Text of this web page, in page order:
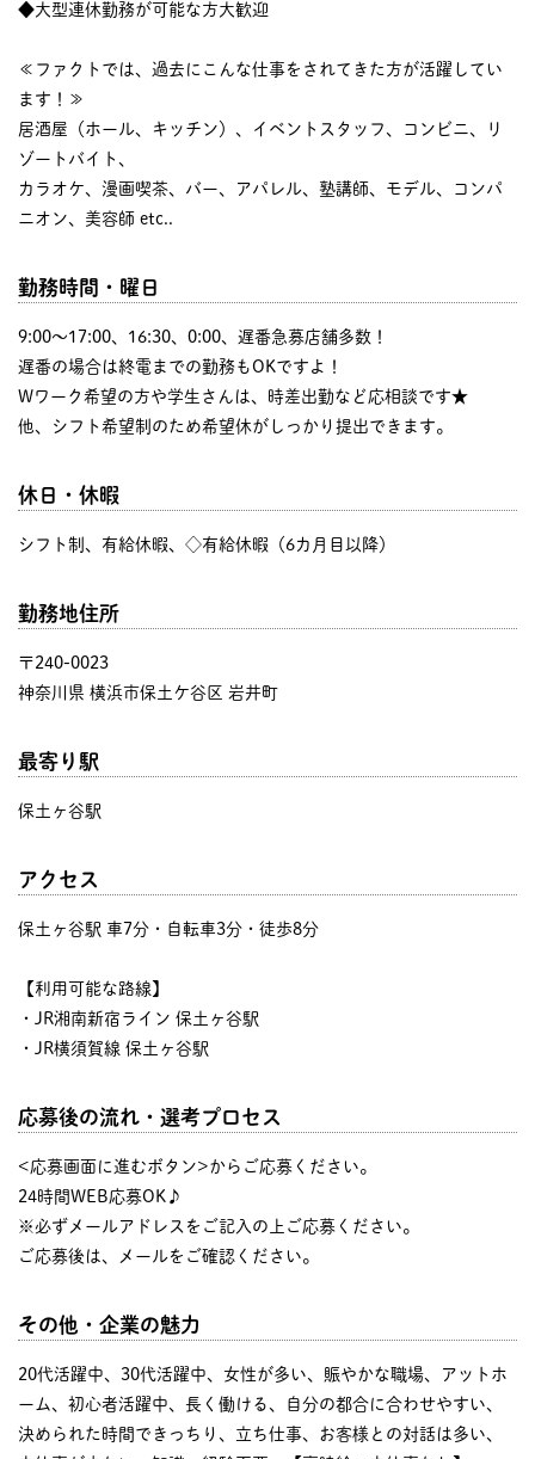
◆大型連休勤務が可能な方大歓迎
≪ファクトでは、過去にこんな仕事をされてきた方が活躍してい
ます！≫
居酒屋（ホール、キッチン）、イベントスタッフ、コンビニ、リ
ゾートバイト、
カラオケ、漫画喫茶、バー、アパレル、塾講師、モデル、コンパ
ニオン、美容師 etc..
勤務時間・曜日
9:00〜17:00、16:30、0:00、遅番急募店舗多数！
遅番の場合は終電までの勤務もOKですよ！
Wワーク希望の方や学生さんは、時差出勤など応相談です★
他、シフト希望制のため希望休がしっかり提出できます。
休日・休暇
シフト制、有給休暇、◇有給休暇（6カ月目以降）
勤務地住所
〒240-0023
神奈川県 横浜市保土ケ谷区 岩井町
最寄り駅
保土ヶ谷駅
アクセス
保土ヶ谷駅 車7分・自転車3分・徒歩8分
【利用可能な路線】
・JR湘南新宿ライン 保土ヶ谷駅
・JR横須賀線 保土ヶ谷駅
応募後の流れ・選考プロセス
<応募画面に進むボタン>からご応募ください。
24時間WEB応募OK♪
※必ずメールアドレスをご記入の上ご応募ください。
ご応募後は、メールをご確認ください。
その他・企業の魅力
20代活躍中、30代活躍中、女性が多い、賑やかな職場、アットホ
ーム、初心者活躍中、長く働ける、自分の都合に合わせやすい、
決められた時間できっちり、立ち仕事、お客様との対話は多い、